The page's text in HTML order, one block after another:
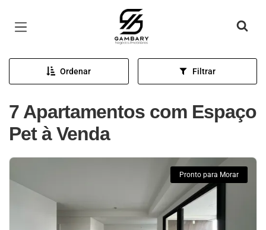
Página inicial
Ordenar Filtrar
7 Apartamentos com Espaço
Pet à Venda
Pronto para Morar